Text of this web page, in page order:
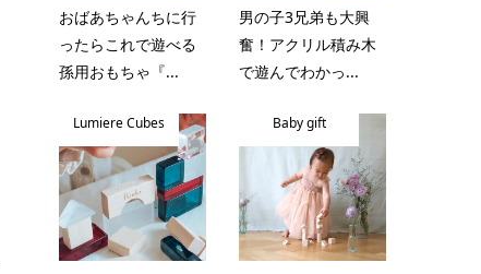
おばあちゃんちに行
ったらこれで遊べる
孫用おもちゃ『...
男の子3兄弟も大興
奮！アクリル積み木
で遊んでわかっ...
Lumiere Cubes Baby gift